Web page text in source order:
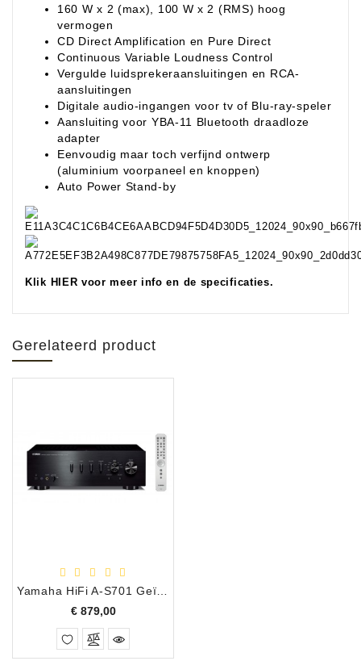
160 W x 2 (max), 100 W x 2 (RMS) hoog
vermogen
CD Direct Amplification en Pure Direct
Continuous Variable Loudness Control
Vergulde luidsprekeraansluitingen en RCA-
aansluitingen
Digitale audio-ingangen voor tv of Blu-ray-speler
Aansluiting voor YBA-11 Bluetooth draadloze
adapter
Eenvoudig maar toch verfijnd ontwerp
(aluminium voorpaneel en knoppen)
Auto Power Stand-by
Klik HIER voor meer info en de specificaties.
Gerelateerd product
€ 879,00Prijs